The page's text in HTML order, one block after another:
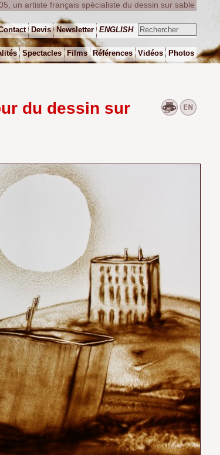
du dessin sur
un artiste français spécialiste du dessin sur sable
Devis Newsletter ENGLISH
Spectacles Films Références Vidéos Photos